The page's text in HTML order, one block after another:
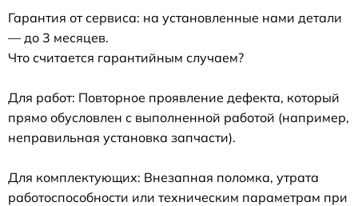
Гарантия от сервиса: на установленные нами детали
— до 3 месяцев.
Что считается гарантийным случаем?
Для работ: Повторное проявление дефекта, который
прямо обусловлен с выполненной работой (например,
неправильная установка запчасти).
Для комплектующих: Внезапная поломка, утрата
работоспособности или техническим параметрам при